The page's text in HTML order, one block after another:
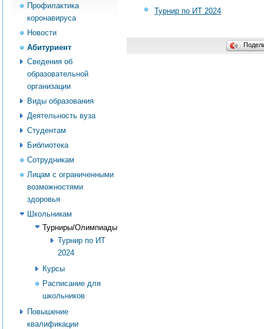
Профилактика
коронавируса
Новости
Абитуриент
Сведения об
образовательной
организации
Виды образования
Деятельность вуза
Студентам
Библиотека
Сотрудникам
Лицам с ограниченными
возможностями
здоровья
Школьникам
Турниры/Олимпиады
Турнир по ИТ
2024
Курсы
Расписание для
школьников
Повышение
квалификации
Турнир по ИТ 2024